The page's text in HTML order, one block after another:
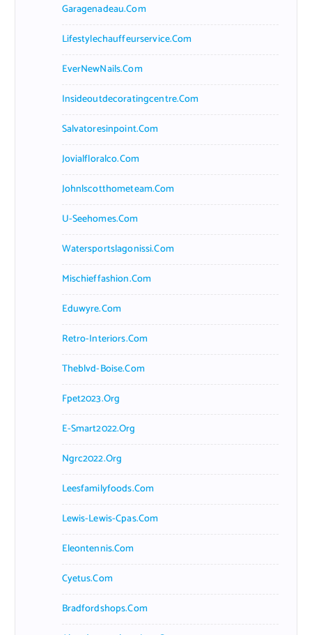
Garagenadeau.com
Lifestylechauffeurservice.com
EverNewNails.com
Insideoutdecoratingcentre.com
Salvatoresinpoint.com
Jovialfloralco.com
Johnlscotthometeam.com
U-Seehomes.com
Watersportslagonissi.com
Mischieffashion.com
Eduwyre.com
Retro-Interiors.com
Theblvd-Boise.com
Fpet2023.org
E-Smart2022.org
Ngrc2022.org
Leesfamilyfoods.com
Lewis-Lewis-Cpas.com
Eleontennis.com
Cyetus.com
Bradfordshops.com